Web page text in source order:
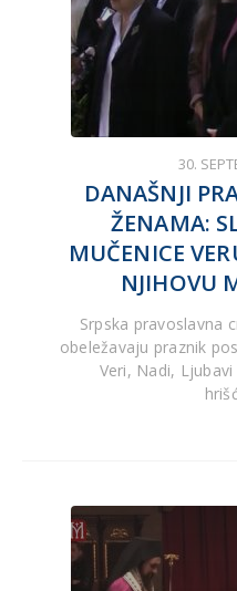
30.
DANAŠNJI
ŽENAMA:
MUČENICE
NJIHOVU
Srpska pravoslavna
obeležavaju praznik
Veri, Nadi,